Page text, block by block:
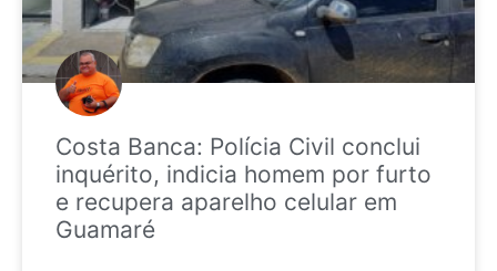
Costa Banca: Polícia Civil conclui
inquérito, indicia homem por furto
e recupera aparelho celular em
Guamaré